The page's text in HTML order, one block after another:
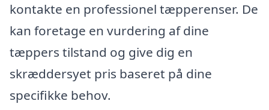
kontakte en professionel tæpperenser. De
kan foretage en vurdering af dine
tæppers tilstand og give dig en
skræddersyet pris baseret på dine
specifikke behov.